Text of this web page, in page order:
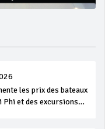
les prix des bateaux
Phi et des excursions